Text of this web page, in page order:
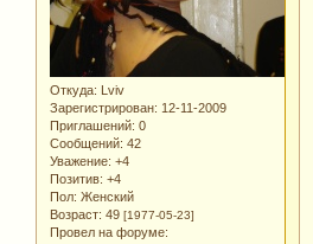
Откуда: Lviv
Зарегистрирован: 12-11-2009
Приглашений: 0
Сообщений: 42
Уважение: +4
Позитив: +4
Пол: Женский
Возраст: 49 [1977-05-23]
Провел на форуме: